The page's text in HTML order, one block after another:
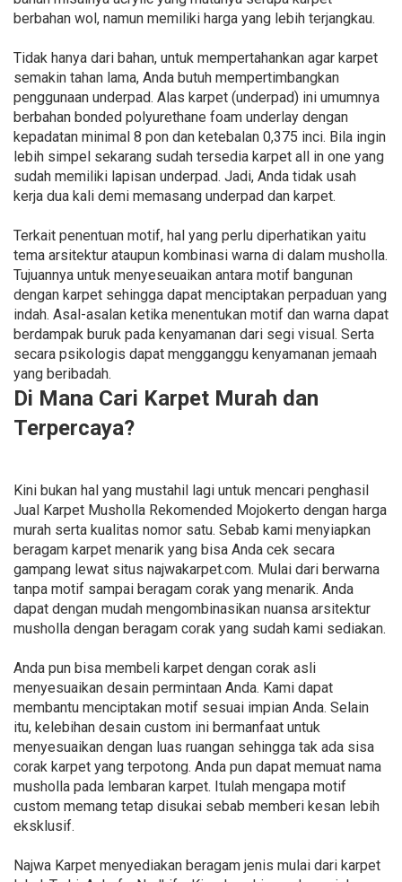
berbahan wol, namun memiliki harga yang lebih terjangkau.
Tidak hanya dari bahan, untuk mempertahankan agar karpet
semakin tahan lama, Anda butuh mempertimbangkan
penggunaan underpad. Alas karpet (underpad) ini umumnya
berbahan bonded polyurethane foam underlay dengan
kepadatan minimal 8 pon dan ketebalan 0,375 inci. Bila ingin
lebih simpel sekarang sudah tersedia karpet all in one yang
sudah memiliki lapisan underpad. Jadi, Anda tidak usah
kerja dua kali demi memasang underpad dan karpet.
Terkait penentuan motif, hal yang perlu diperhatikan yaitu
tema arsitektur ataupun kombinasi warna di dalam musholla.
Tujuannya untuk menyeseuaikan antara motif bangunan
dengan karpet sehingga dapat menciptakan perpaduan yang
indah. Asal-asalan ketika menentukan motif dan warna dapat
berdampak buruk pada kenyamanan dari segi visual. Serta
secara psikologis dapat mengganggu kenyamanan jemaah
yang beribadah.
Di Mana Cari Karpet Murah dan
Terpercaya?
Kini bukan hal yang mustahil lagi untuk mencari penghasil
Jual Karpet Musholla Rekomended Mojokerto dengan harga
murah serta kualitas nomor satu. Sebab kami menyiapkan
beragam karpet menarik yang bisa Anda cek secara
gampang lewat situs najwakarpet.com. Mulai dari berwarna
tanpa motif sampai beragam corak yang menarik. Anda
dapat dengan mudah mengombinasikan nuansa arsitektur
musholla dengan beragam corak yang sudah kami sediakan.
Anda pun bisa membeli karpet dengan corak asli
menyesuaikan desain permintaan Anda. Kami dapat
membantu menciptakan motif sesuai impian Anda. Selain
itu, kelebihan desain custom ini bermanfaat untuk
menyesuaikan dengan luas ruangan sehingga tak ada sisa
corak karpet yang terpotong. Anda pun dapat memuat nama
musholla pada lembaran karpet. Itulah mengapa motif
custom memang tetap disukai sebab memberi kesan lebih
eksklusif.
Najwa Karpet menyediakan beragam jenis mulai dari karpet